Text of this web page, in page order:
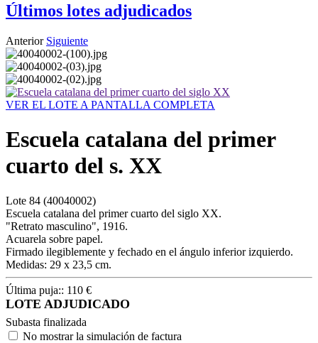
Últimos lotes adjudicados
Anterior Siguiente
VER EL LOTE A PANTALLA COMPLETA
Escuela catalana del primer
cuarto del s. XX
Lote 84 (40040002)
Escuela catalana del primer cuarto del siglo XX.
"Retrato masculino", 1916.
Acuarela sobre papel.
Firmado ilegiblemente y fechado en el ángulo inferior izquierdo.
Medidas: 29 x 23,5 cm.
Última puja:: 110 €
LOTE ADJUDICADO
Subasta finalizada
No mostrar la simulación de factura